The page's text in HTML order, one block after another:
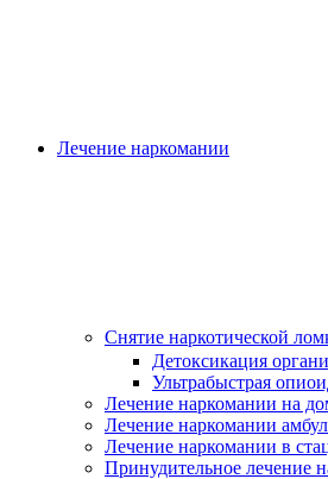
Лечение наркомании
Снятие наркотической
Детоксикация
Ультрабыстрая
Лечение наркомании на
Лечение наркомании
Лечение наркомании в
Принудительное лечение